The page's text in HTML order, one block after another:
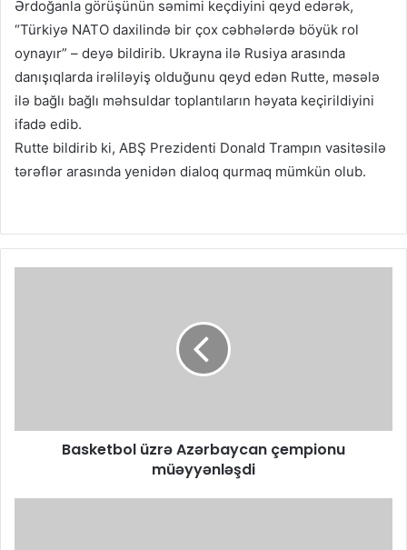
Ərdoğanla görüşünün səmimi keçdiyini qeyd edərək,
“Türkiyə NATO daxilində bir çox cəbhələrdə böyük rol
oynayır” – deyə bildirib. Ukrayna ilə Rusiya arasında
danışıqlarda irəliləyiş olduğunu qeyd edən Rutte, məsələ
ilə bağlı bağlı məhsuldar toplantıların həyata keçirildiyini
ifadə edib.
Rutte bildirib ki, ABŞ Prezidenti Donald Trampın vasitəsilə
tərəflər arasında yenidən dialoq qurmaq mümkün olub.
Basketbol üzrə Azərbaycan çempionu
müəyyənləşdi